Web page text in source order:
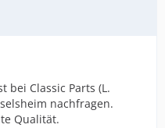
bei Classic Parts (L.
nachfragen.
Qualität.